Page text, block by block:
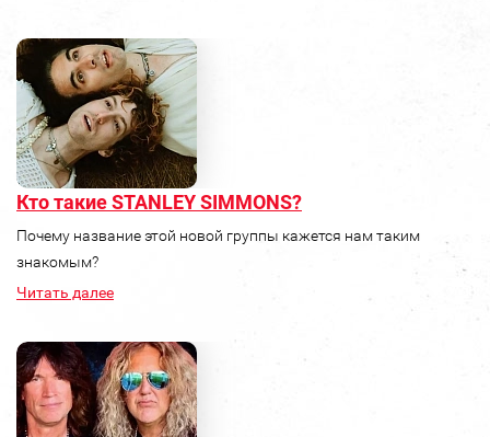
Кто такие STANLEY SIMMONS?
Почему название этой новой группы кажется нам таким
знакомым?
Читать далее